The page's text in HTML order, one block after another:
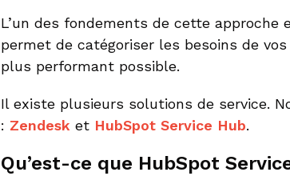
L’un des fondements de cette
permet de catégoriser les besoins de
plus performant possible.
Il existe plusieurs solutions de service.
: Zendesk et HubSpot Service Hub.
Qu’est-ce que HubSpot